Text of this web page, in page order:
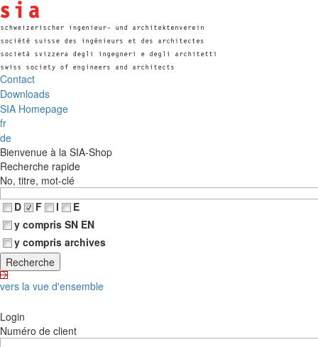
Contact
Downloads
SIA Homepage
fr
de
Bienvenue à la SIA-Shop
Recherche rapide
No, titre, mot-clé
D
F I
E
y compris SN EN
y compris archives
vers la vue d'ensemble
Login
Numéro de client